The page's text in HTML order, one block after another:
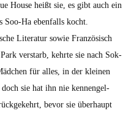
House heißt sie, es gibt auch ein
Soo-Ha eben­falls kocht.
Lit­er­atur sowie Franzö­sisch
ver­starb, kehrte sie nach Sok­
für alles, in der kleinen
doch sie hat ihn nie ken­nen­gel­
bevor sie über­haupt